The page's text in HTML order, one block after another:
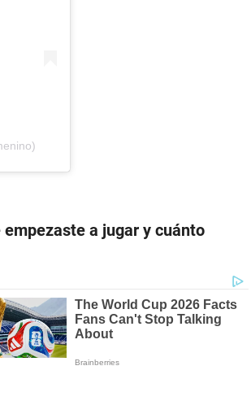
a jugar y cuánto